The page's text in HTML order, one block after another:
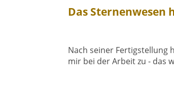
Das Sternenwesen
Nach seiner Fertigstellung
mir bei der Arbeit zu - das